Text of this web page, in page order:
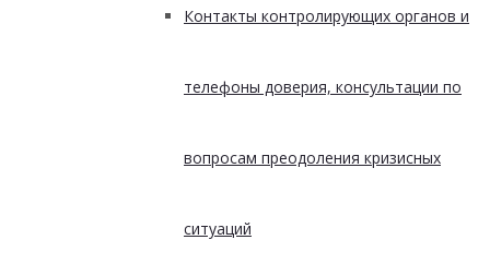
Контакты контролирующих органов и
телефоны доверия, консультации по
вопросам преодоления кризисных
ситуаций